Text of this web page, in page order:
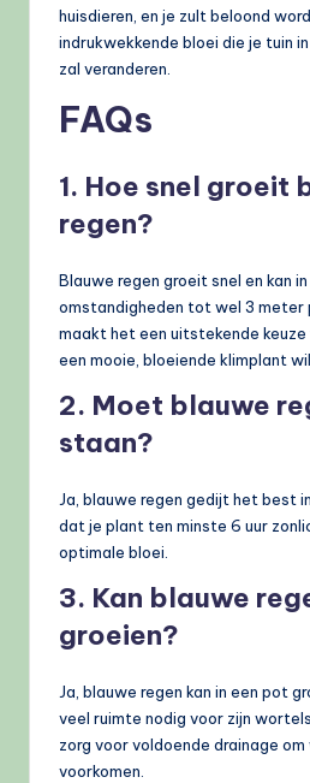
huisdieren, en je zult beloond
indrukwekkende bloei die je tuin
zal veranderen.
FAQs
1. Hoe snel groeit
regen?
Blauwe regen groeit snel en kan
omstandigheden tot wel 3 meter
maakt het een uitstekende
een mooie, bloeiende klimplant
2. Moet blauwe
staan?
Ja, blauwe regen gedijt het best
dat je plant ten minste 6 uur
optimale bloei.
3. Kan blauwe
groeien?
Ja, blauwe regen kan in een pot
veel ruimte nodig voor zijn
zorg voor voldoende drainage
voorkomen.